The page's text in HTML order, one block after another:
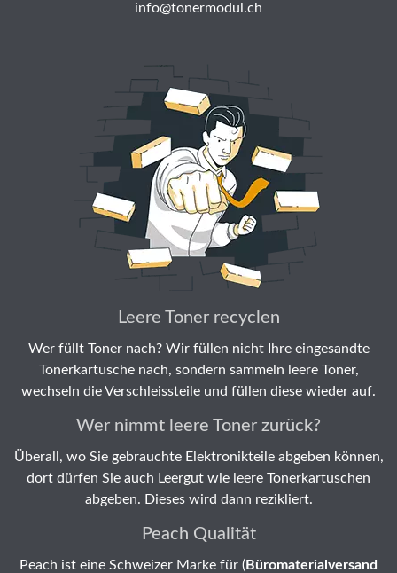
info@tonermodul.ch
Leere Toner recyclen
Wer füllt Toner nach? Wir füllen nicht Ihre eingesandte
Tonerkartusche nach, sondern sammeln leere Toner,
wechseln die Verschleissteile und füllen diese wieder auf.
Wer nimmt leere Toner zurück?
Überall, wo Sie gebrauchte Elektronikteile abgeben können,
dort dürfen Sie auch Leergut wie leere Tonerkartuschen
abgeben. Dieses wird dann rezikliert.
Peach Qualität
Peach ist eine Schweizer Marke für (Büromaterialversand